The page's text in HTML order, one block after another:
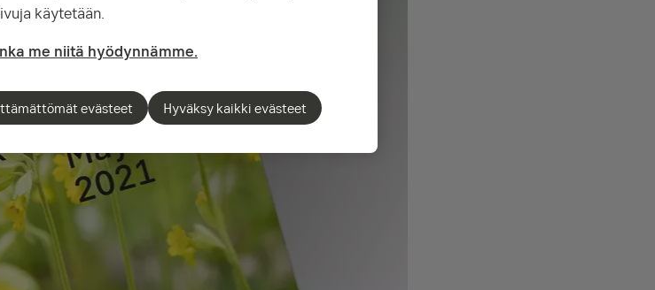
käytetään.
me niitä hyödynnämme.
evästeet Hyväksy kaikki evästeet